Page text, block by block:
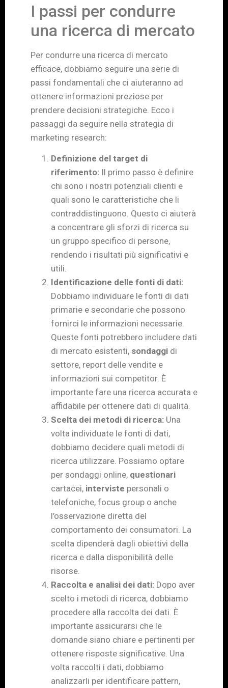
I passi per condurre
una ricerca di mercato
Per condurre una ricerca di mercato
efficace, dobbiamo seguire una serie di
passi fondamentali che ci aiuteranno ad
ottenere informazioni preziose per
prendere decisioni strategiche. Ecco i
passaggi da seguire nella strategia di
marketing research:
Definizione del target di
riferimento: Il primo passo è definire
chi sono i nostri potenziali clienti e
quali sono le caratteristiche che li
contraddistinguono. Questo ci aiuterà
a concentrare gli sforzi di ricerca su
un gruppo specifico di persone,
rendendo i risultati più significativi e
utili.
Identificazione delle fonti di dati:
Dobbiamo individuare le fonti di dati
primarie e secondarie che possono
fornirci le informazioni necessarie.
Queste fonti potrebbero includere dati
di mercato esistenti, sondaggi di
settore, report delle vendite e
informazioni sui competitor. È
importante fare una ricerca accurata e
affidabile per ottenere dati di qualità.
Scelta dei metodi di ricerca: Una
volta individuate le fonti di dati,
dobbiamo decidere quali metodi di
ricerca utilizzare. Possiamo optare
per sondaggi online, questionari
cartacei, interviste personali o
telefoniche, focus group o anche
l’osservazione diretta del
comportamento dei consumatori. La
scelta dipenderà dagli obiettivi della
ricerca e dalla disponibilità delle
risorse.
Raccolta e analisi dei dati: Dopo aver
scelto i metodi di ricerca, dobbiamo
procedere alla raccolta dei dati. È
importante assicurarsi che le
domande siano chiare e pertinenti per
ottenere risposte significative. Una
volta raccolti i dati, dobbiamo
analizzarli per identificare pattern,